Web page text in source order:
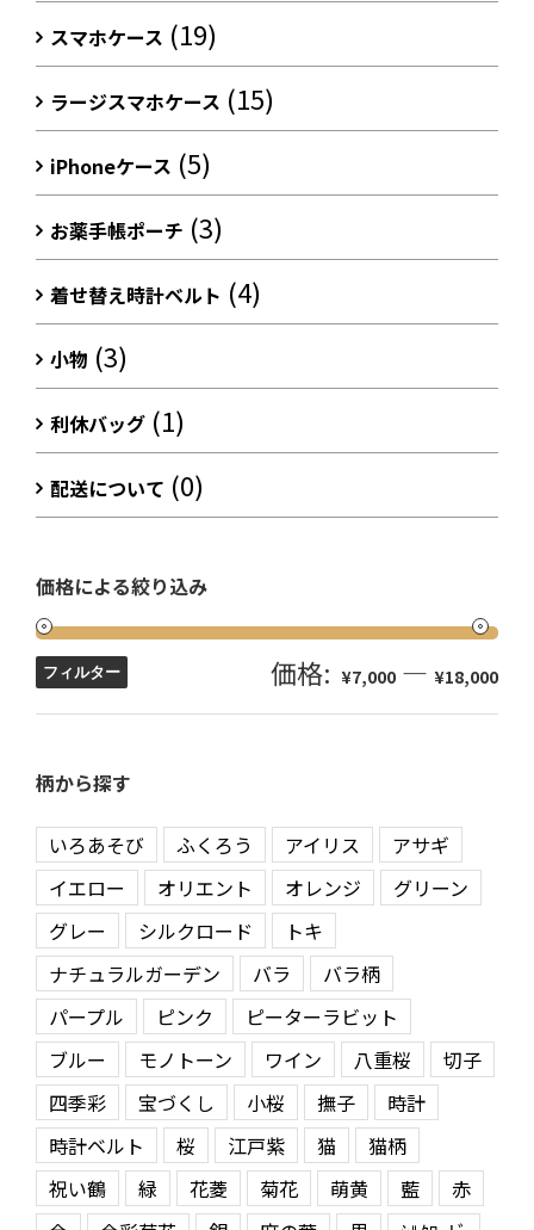
スマホケース (19)
ラージスマホケース (15)
iPhoneケース (5)
お薬手帳ポーチ (3)
着せ替え時計ベルト (4)
小物 (3)
利休バッグ (1)
配送について (0)
価格による絞り込み
フィルター 価格: ¥7,000 — ¥18,000
柄から探す
いろあそび ふくろう アイリス
アサギ
イエロー
オリエント オレンジ
グリーン
グレー
シルクロード
トキ
ナチュラルガーデン
バラ
バラ柄
パープル
ピンク
ピーターラビット
ブルー
モノトーン ワイン 八重桜
切子
四季彩
宝づくし 小桜 撫子
時計
時計ベルト
桜 江戸紫 猫
猫柄
祝い鶴
緑 花菱 菊花 萌黄 藍
赤